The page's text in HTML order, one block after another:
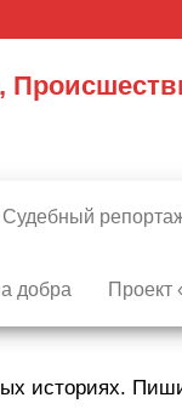
Судебный
добра Проект
историях.